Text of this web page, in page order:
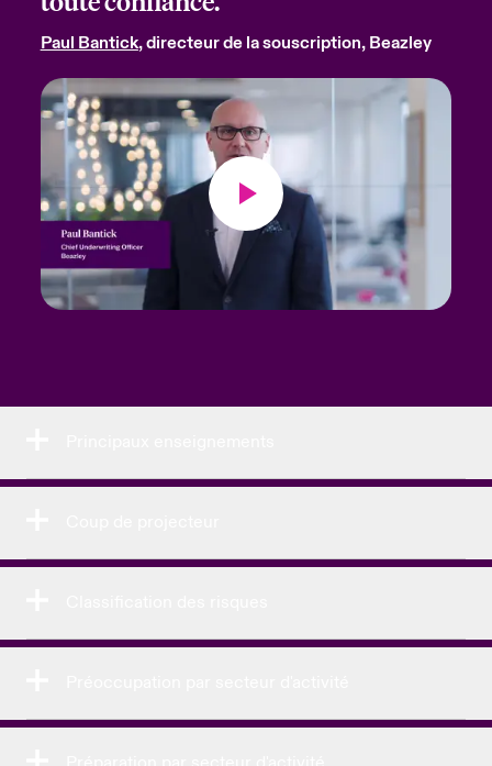
Paul Bantick, directeur de la souscription, Beazley